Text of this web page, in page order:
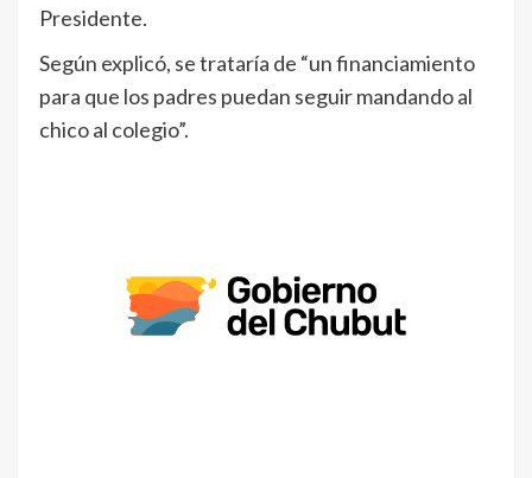
Presidente.
Según explicó, se trataría de “un financiamiento
para que los padres puedan seguir mandando al
chico al colegio”.